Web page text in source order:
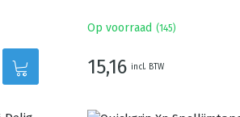
Op voorraad (145)
15,16 incl. BTW